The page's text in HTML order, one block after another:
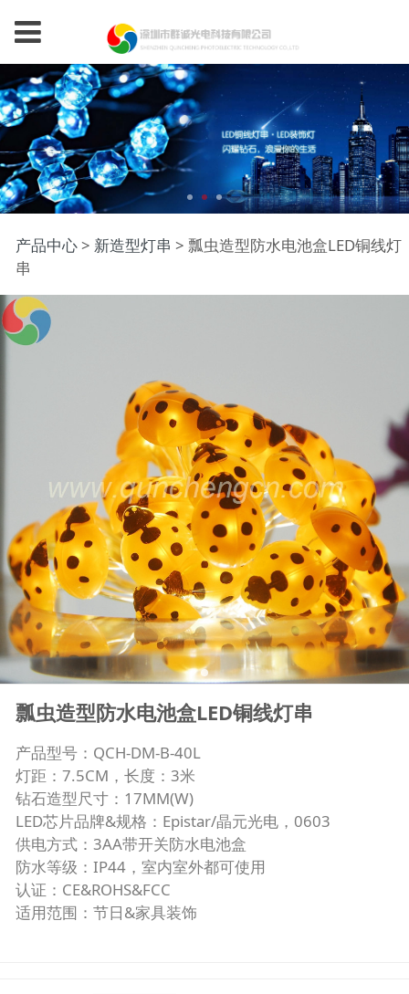
瓢虫造型防水电池盒
LED铜线灯串
产品中心> 新造型灯串 > 瓢虫造型防水电池盒LED铜线灯
串
瓢虫造型防水电池盒LED铜线灯串
产品型号：QCH-DM-B-40L
灯距：7.5CM，长度：3米
钻石造型尺寸：17MM(W)
LED芯片品牌&规格：Epistar/晶元光电，0603
供电方式：3AA带开关防水电池盒
防水等级：IP44，室内室外都可使用
认证：CE&ROHS&FCC
适用范围：节日&家具装饰